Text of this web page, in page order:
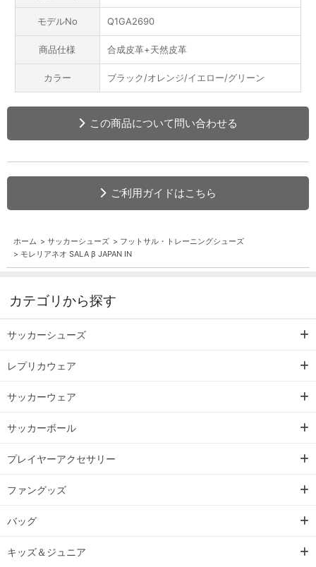
モデルNo Q1GA2690
商品仕様 合成皮革+天然皮革
カラー ブラック/オレンジ/イエロー/グリーン
この商品について問い合わせる
ご利用ガイドはこちら
ホーム > サッカーシューズ > フットサル・トレーニングシューズ
> モレリアネオ SALA β JAPAN IN
カテゴリから探す
サッカーシューズ
レプリカウェア
サッカーウェア
サッカーボール
プレイヤーアクセサリー
ファングッズ
バッグ
キッズ＆ジュニア